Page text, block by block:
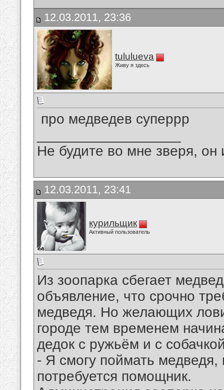
12.03.2011, 23:36
tululueva
Живу я здесь
про медведев суперрр
Не будите во мне зверя, он
12.03.2011, 23:41
курильщик
Активный пользователь
Из зоопарка сбегает
объявление, что срочно
медведя. Но желающих
городе тем временем
дедок с ружьём и с
- Я смогу поймать медведя,
потребуется помощник.